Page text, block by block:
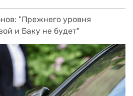
"Прежнего уровня
и Баку не будет"